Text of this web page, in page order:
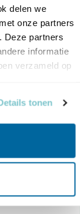
delen we
onze partners
Deze partners
informatie
verzameld op
tonen